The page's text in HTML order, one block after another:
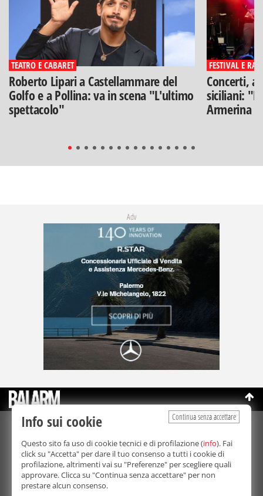
TEATRO E CABARET
Roberto Lipari a Castellammare del
Golfo e a Pollina: va in scena "L'ultimo
spettacolo"
FESTIVAL E
Concerti,
siciliani:
Armerina
Adv
©Copyright 2003-2026
Bmedia Srl- P.IVA 07064240828
La riproduzione totale o parziale di tutti i contenuti, in qualunque
forma, su qualsiasi supporto è proibita.
Balarm.it è una testata giornalistica registrata. Autorizzazione del
Tribunale di Palermo n° 32 del 21/10/2003
Direttore responsabile:
Continua senza accettare
Info sui cookie
Questo sito fa uso di cookie tecnici e di profilazione (info). Fai
click su "Accetta" per dare il tuo consenso a tutti i cookie di
profilazione, altrimenti vai su "Preferenze" per scegliere quali
approvare. Clicca su "Continua senza accettare" per non
prestare alcun consenso.